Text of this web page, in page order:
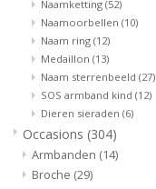
Naamketting (52)
Naamoorbellen (10)
Naam ring (12)
Medaillon (13)
Naam sterrenbeeld (27)
SOS armband kind (12)
Dieren sieraden (6)
Occasions (304)
Armbanden (14)
Broche (29)